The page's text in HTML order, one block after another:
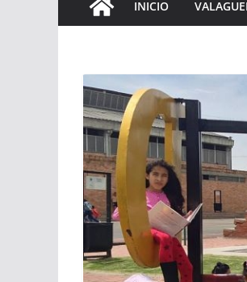
INICIO